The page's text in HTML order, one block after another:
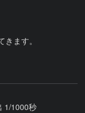
ます。
1/1000秒